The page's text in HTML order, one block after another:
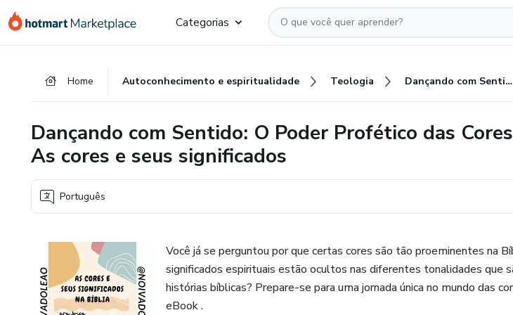
para
para
para
Categorias
Home Autoconhecimento e espiritualidade Teologia Dançando com Sentido: O Poder Profético das Cores na Bíblia / As cores e seus significados
Dançando com Sentido: O Poder Profético das
As cores e seus significados
Português
Você já se perguntou por que certas cores são tão proeminentes na
significados espirituais estão ocultos nas diferentes tonalidades que
histórias bíblicas? Prepare-se para uma jornada única no mundo das
eBook .